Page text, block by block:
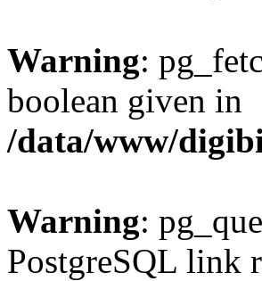
Warning:
boolean given in
/data/www/
Warning:
PostgreSQL link